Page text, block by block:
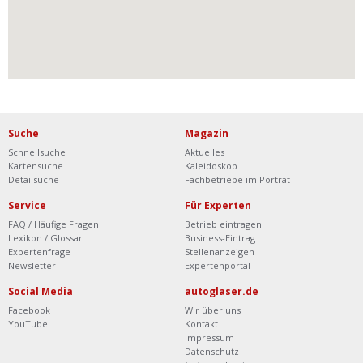
Suche
Schnellsuche
Kartensuche
Detailsuche
Magazin
Aktuelles
Kaleidoskop
Fachbetriebe im Porträt
Service
FAQ / Häufige Fragen
Lexikon / Glossar
Expertenfrage
Newsletter
Für Experten
Betrieb eintragen
Business-Eintrag
Stellenanzeigen
Expertenportal
Social Media
Facebook
YouTube
autoglaser.de
Wir über uns
Kontakt
Impressum
Datenschutz